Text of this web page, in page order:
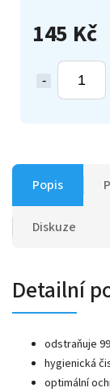
145 Kč
Popis
Diskuze
Detailní
odstraňuje
hygienická
optimální